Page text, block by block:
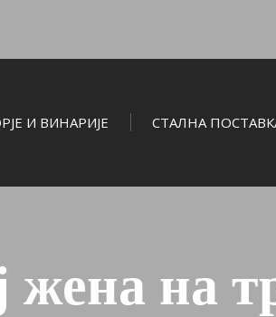
И ВИНАРИЈЕ СТАЛНА
жена на